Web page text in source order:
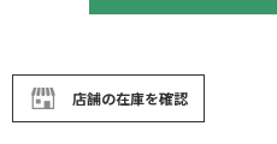
店舗の在庫を確認